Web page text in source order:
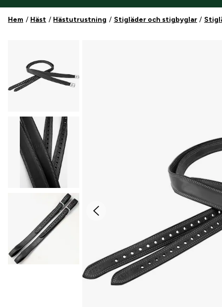
Hem Häst Hästutrustning Stigläder och stigbyglar